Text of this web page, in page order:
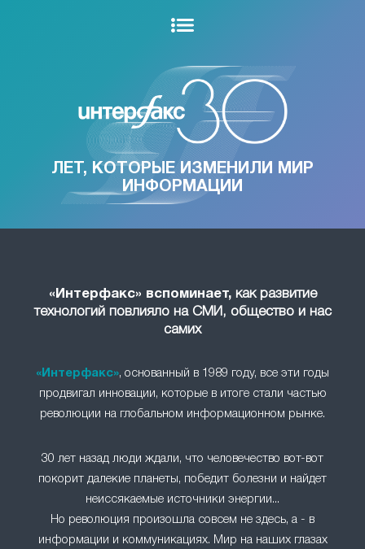
ЛЕТ, КОТОРЫЕ ИЗМЕНИЛИ МИР
ИНФОРМАЦИИ
«Интерфакс» вспоминает,как развитие
технологий повлияло на СМИ, общество и нас
самих
«Интерфакс», основанный в 1989 году, все эти годы
продвигал инновации, которые в итоге стали частью
революции на глобальном информационном рынке.
30 лет назад люди ждали, что человечество вот-вот
покорит далекие планеты, победит болезни и найдет
неиссякаемые источники энергии...
Но революция произошла совсем не здесь, а - в
информации и коммуникациях. Мир на наших глазах